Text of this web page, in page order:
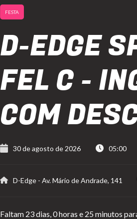
FESTA
D-EDGE
FEL C -
COM
30 de agosto de 2026 05:00
D-Edge - Av. Mário de Andrade, 141
Faltam 23 dias,0 horas e 25 minutos